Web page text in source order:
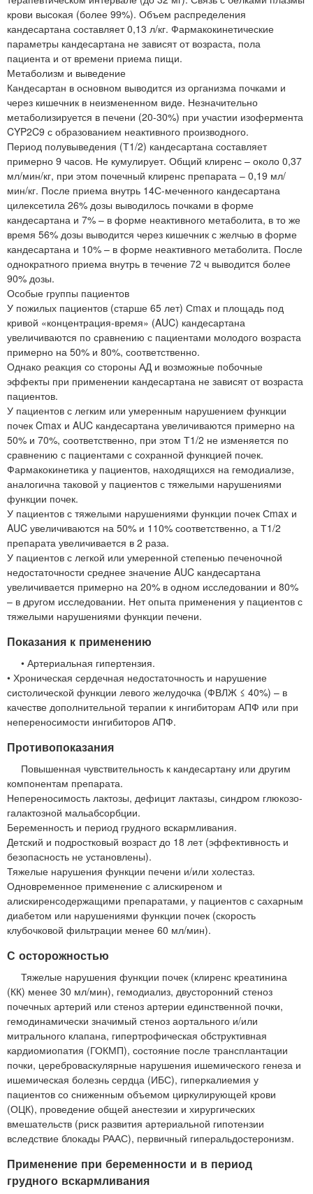
крови высокая (более 99%). Объем распределения
кандесартана составляет 0,13 л/кг. Фармакокинетические
параметры кандесартана не зависят от возраста, пола
пациента и от времени приема пищи.
Метаболизм и выведение
Кандесартан в основном выводится из организма почками и
через кишечник в неизмененном виде. Незначительно
метаболизируется в печени (20-30%) при участии изофермента
CYP2C9 с образованием неактивного производного.
Период полувыведения (Т1/2) кандесартана составляет
примерно 9 часов. Не кумулирует. Общий клиренс – около 0,37
мл/мин/кг, при этом почечный клиренс препарата – 0,19 мл/
мин/кг. После приема внутрь 14С-меченного кандесартана
цилексетила 26% дозы выводилось почками в форме
кандесартана и 7% – в форме неактивного метаболита, в то же
время 56% дозы выводится через кишечник с желчью в форме
кандесартана и 10% – в форме неактивного метаболита. После
однократного приема внутрь в течение 72 ч выводится более
90% дозы.
Особые группы пациентов
У пожилых пациентов (старше 65 лет) Сmax и площадь под
кривой «концентрация-время» (AUC) кандесартана
увеличиваются по сравнению с пациентами молодого возраста
примерно на 50% и 80%, соответственно.
Однако реакция со стороны АД и возможные побочные
эффекты при применении кандесартана не зависят от возраста
пациентов.
У пациентов с легким или умеренным нарушением функции
почек Cmax и AUC кандесартана увеличиваются примерно на
50% и 70%, соответственно, при этом Т1/2 не изменяется по
сравнению с пациентами с сохранной функцией почек.
Фармакокинетика у пациентов, находящихся на гемодиализе,
аналогична таковой у пациентов с тяжелыми нарушениями
функции почек.
У пациентов с тяжелыми нарушениями функции почек Сmax и
AUC увеличиваются на 50% и 110% соответственно, а Т1/2
препарата увеличивается в 2 раза.
У пациентов с легкой или умеренной степенью печеночной
недостаточности среднее значение AUC кандесартана
увеличивается примерно на 20% в одном исследовании и 80%
– в другом исследовании. Нет опыта применения у пациентов с
тяжелыми нарушениями функции печени.
Показания к применению
• Артериальная гипертензия.
• Хроническая сердечная недостаточность и нарушение
систолической функции левого желудочка (ФВЛЖ ≤ 40%) – в
качестве дополнительной терапии к ингибиторам АПФ или при
непереносимости ингибиторов АПФ.
Противопоказания
Повышенная чувствительность к кандесартану или другим
компонентам препарата.
Непереносимость лактозы, дефицит лактазы, синдром глюкозо-
галактозной мальабсорбции.
Беременность и период грудного вскармливания.
Детский и подростковый возраст до 18 лет (эффективность и
безопасность не установлены).
Тяжелые нарушения функции печени и/или холестаз.
Одновременное применение с алискиреном и
алискиренсодержащими препаратами, у пациентов с сахарным
диабетом или нарушениями функции почек (скорость
клубочковой фильтрации менее 60 мл/мин).
С осторожностью
Тяжелые нарушения функции почек (клиренс креатинина
(КК) менее 30 мл/мин), гемодиализ, двусторонний стеноз
почечных артерий или стеноз артерии единственной почки,
гемодинамически значимый стеноз аортального и/или
митрального клапана, гипертрофическая обструктивная
кардиомиопатия (ГОКМП), состояние после трансплантации
почки, цереброваскулярные нарушения ишемического генеза и
ишемическая болезнь сердца (ИБС), гиперкалиемия у
пациентов со сниженным объемом циркулирующей крови
(ОЦК), проведение общей анестезии и хирургических
вмешательств (риск развития артериальной гипотензии
вследствие блокады РААС), первичный гиперальдостеронизм.
Применение при беременности и в период
грудного вскармливания